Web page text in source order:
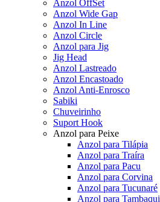
Anzol OffSet
Anzol Wide Gap
Anzol In Line
Anzol Circle
Anzol para Jig
Jig Head
Anzol Lastreado
Anzol Encastoado
Anzol Anti-Enrosco
Sabiki
Chuveirinho
Suport Hook
Anzol para Peixe
Anzol para Tilápia
Anzol para Traíra
Anzol para Pacu
Anzol para Corvina
Anzol para Tucunaré
Anzol para Tambaqui